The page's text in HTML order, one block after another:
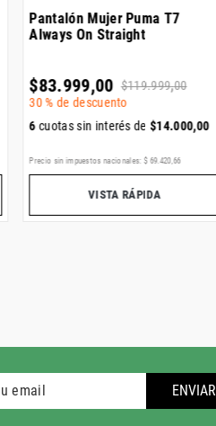
Pantalón Mujer Puma T7
Always On Straight
$83.999,00 $119.999,00
30 % de descuento
6cuotas sin interés de$14.000,00
Precio sin impuestos nacionales: $ 69.420 ,66
VISTA RÁPIDA
ENVIAR